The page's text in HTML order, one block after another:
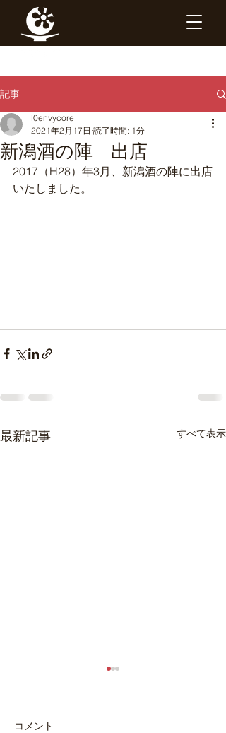
記事
新潟酒の陣 出店
l0envycore
2021年2月17日 読了時間: 1分
2017（H28）年3月、新潟酒の陣に出店
いたしました。
最新記事 すべて表示
コメント